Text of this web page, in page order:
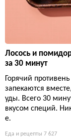
Лосось и
за 30 минут
Горячий
запекаются
уды. Всего 30
вкусом специй.
е.
Еда и рецепты 7 627